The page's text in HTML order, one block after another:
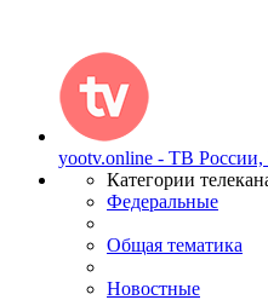
yootv.online - ТВ
Категории
Федеральные
Общая тематика
Новостные